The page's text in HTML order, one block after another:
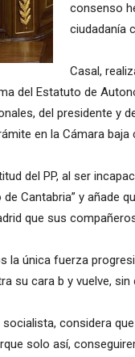
consenso
ciudadanía
Casal,
del Estatuto de
del presidente y
en la Cámara baja
del PP, al ser
Cantabria” y añade
que sus
la única fuerza
su cara b y vuelve,
considera
solo así,